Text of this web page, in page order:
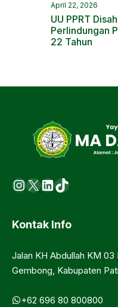
April 22, 2026
UU PPRT
Perlindungan
22 Tahun
Instagram
X LinkedIn
https://
Kontak Info
Jalan KH Abdullah KM
Gembong, Kabupaten
+62 696 80 800800